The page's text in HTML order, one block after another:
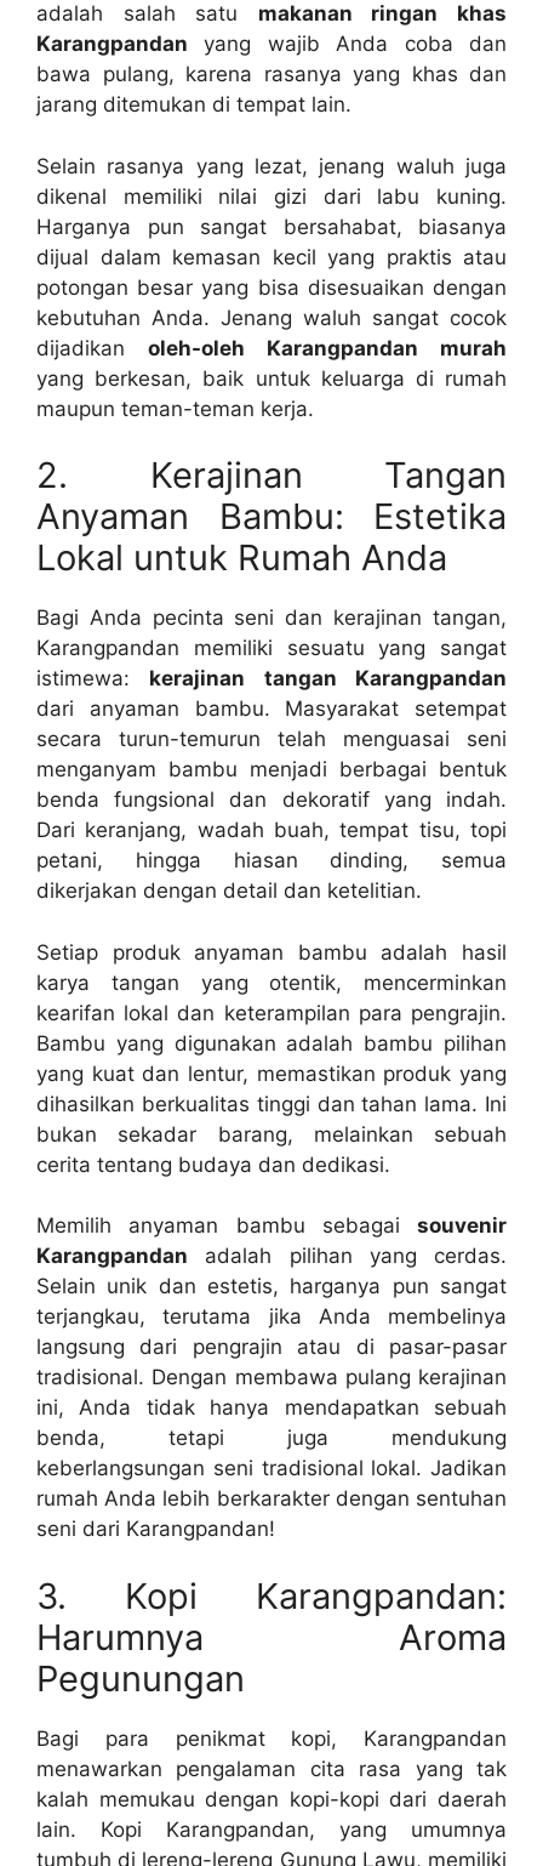
adalah salah satu makanan ringan khas
Karangpandan yang wajib Anda coba dan
bawa pulang, karena rasanya yang khas dan
jarang ditemukan di tempat lain.
Selain rasanya yang lezat, jenang waluh juga
dikenal memiliki nilai gizi dari labu kuning.
Harganya pun sangat bersahabat, biasanya
dijual dalam kemasan kecil yang praktis atau
potongan besar yang bisa disesuaikan dengan
kebutuhan Anda. Jenang waluh sangat cocok
dijadikan oleh-oleh Karangpandan murah
yang berkesan, baik untuk keluarga di rumah
maupun teman-teman kerja.
2. Kerajinan Tangan
Anyaman Bambu: Estetika
Lokal untuk Rumah Anda
Bagi Anda pecinta seni dan kerajinan tangan,
Karangpandan memiliki sesuatu yang sangat
istimewa: kerajinan tangan Karangpandan
dari anyaman bambu. Masyarakat setempat
secara turun-temurun telah menguasai seni
menganyam bambu menjadi berbagai bentuk
benda fungsional dan dekoratif yang indah.
Dari keranjang, wadah buah, tempat tisu, topi
petani, hingga hiasan dinding, semua
dikerjakan dengan detail dan ketelitian.
Setiap produk anyaman bambu adalah hasil
karya tangan yang otentik, mencerminkan
kearifan lokal dan keterampilan para pengrajin.
Bambu yang digunakan adalah bambu pilihan
yang kuat dan lentur, memastikan produk yang
dihasilkan berkualitas tinggi dan tahan lama. Ini
bukan sekadar barang, melainkan sebuah
cerita tentang budaya dan dedikasi.
Memilih anyaman bambu sebagai souvenir
Karangpandan adalah pilihan yang cerdas.
Selain unik dan estetis, harganya pun sangat
terjangkau, terutama jika Anda membelinya
langsung dari pengrajin atau di pasar-pasar
tradisional. Dengan membawa pulang kerajinan
ini, Anda tidak hanya mendapatkan sebuah
benda, tetapi juga mendukung
keberlangsungan seni tradisional lokal. Jadikan
rumah Anda lebih berkarakter dengan sentuhan
seni dari Karangpandan!
3. Kopi Karangpandan:
Harumnya Aroma
Pegunungan
Bagi para penikmat kopi, Karangpandan
menawarkan pengalaman cita rasa yang tak
kalah memukau dengan kopi-kopi dari daerah
lain. Kopi Karangpandan, yang umumnya
tumbuh di lereng-lereng Gunung Lawu, memiliki